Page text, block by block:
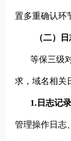
置多重确认环
（二）
等保三级
求，域名相关
1.日志记
管理操作日志